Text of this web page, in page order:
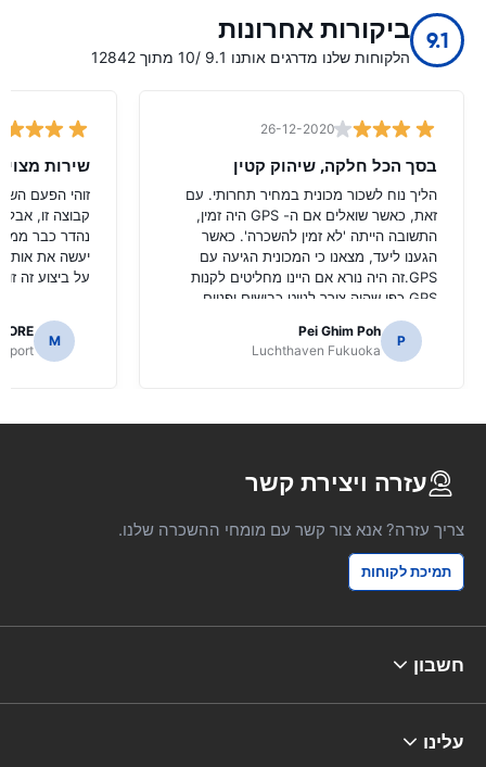
9.1 ביקורות אחרונות
הלקוחות שלנו מדרגים אותנו 9.1 /10 מתוך 12842
26-12-2020
בסך הכל חלקה, שיהוק קטין
הליך נוח לשכור מכונית במחיר תחרותי. עם
זאת, כאשר שואלים אם ה- GPS היה זמין,
התשובה הייתה 'לא זמין להשכרה'. כאשר
הגענו ליעד, מצאנו כי המכונית הגיעה עם
GPS.זה היה נורא אם היינו מחליטים לקנות
GPS כפי שהיה צורך לנווט כבישים יפניים.
P
Pei Ghim Poh
Luchthaven Fukuoka
שירות מצוין
זוהי הפעם
קבוצה זו, אבל
נהדר כבר
יעשה את אותו
על ביצוע זה
M
עזרה ויצירת קשר
צריך עזרה? אנא צור קשר עם מומחי ההשכרה שלנו.
תמיכת לקוחות
חשבון
עלינו